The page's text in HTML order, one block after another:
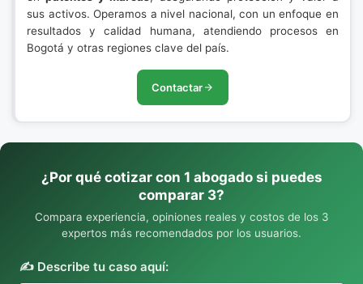
sus activos. Operamos a nivel nacional, con un enfoque en
resultados y calidad humana, atendiendo procesos en
Bogotá y otras regiones clave del país.
Contactar
¿Por qué cotizar con 1 abogado si puedes
comparar 3?
Compara experiencia, opiniones reales y costos de los 3
expertos más recomendados por los usuarios.
✍️ Describe tu caso aquí: